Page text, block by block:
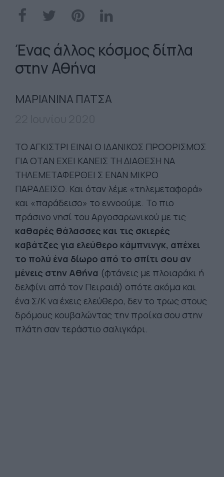
Ένας άλλος κόσμος δίπλα
στην Αθήνα
ΜΑΡΙΑΝΙΝΑ ΠΑΤΣΑ
TΟ ΑΓΚΙΣΤΡΙ ΕΙΝΑΙ Ο ΙΔΑΝΙΚΟΣ ΠΡΟΟΡΙΣΜΟΣ
ΓΙΑ ΟΤΑΝ ΕΧΕΙ ΚΑΝΕΙΣ ΤΗ ΔΙΑΘΕΣΗ ΝΑ
ΤΗΛΕΜΕΤΑΦΕΡΘΕΙ Σ ΕΝΑΝ ΜΙΚΡΟ
ΠΑΡΑΔΕΙΣΟ. Και όταν λέμε «τηλεμεταφορά»
και «παράδεισο» το εννοούμε. Το πιο
πράσινο νησί του Αργοσαρωνικού με τις
καθαρές θάλασσες και τις σκιερές
καβάτζες για ελεύθερο κάμπνινγκ, απέχει
το πολύ ένα δίωρο από το σπίτι σου αν
μένεις στην Αθήνα (φτάνεις με πλοιαράκι ή
δελφίνι από τον Πειραιά) οπότε ακόμα και
ένα Σ/Κ να έχεις ελεύθερο, δεν το τρως στους
δρόμους κουβαλώντας την προίκα σου στην
πλάτη σαν τεράστιο σαλιγκάρι.